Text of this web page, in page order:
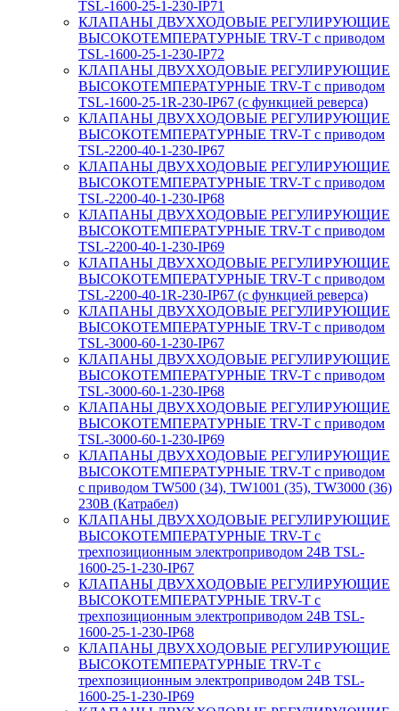
TSL-1600-25-1-230-IP71
КЛАПАНЫ ДВУХХОДОВЫЕ РЕГУЛИРУЮЩИЕ
ВЫСОКОТЕМПЕРАТУРНЫЕ TRV-T с приводом
TSL-1600-25-1-230-IP72
КЛАПАНЫ ДВУХХОДОВЫЕ РЕГУЛИРУЮЩИЕ
ВЫСОКОТЕМПЕРАТУРНЫЕ TRV-T с приводом
TSL-1600-25-1R-230-IP67 (с функцией реверса)
КЛАПАНЫ ДВУХХОДОВЫЕ РЕГУЛИРУЮЩИЕ
ВЫСОКОТЕМПЕРАТУРНЫЕ TRV-T с приводом
TSL-2200-40-1-230-IP67
КЛАПАНЫ ДВУХХОДОВЫЕ РЕГУЛИРУЮЩИЕ
ВЫСОКОТЕМПЕРАТУРНЫЕ TRV-T с приводом
TSL-2200-40-1-230-IP68
КЛАПАНЫ ДВУХХОДОВЫЕ РЕГУЛИРУЮЩИЕ
ВЫСОКОТЕМПЕРАТУРНЫЕ TRV-T с приводом
TSL-2200-40-1-230-IP69
КЛАПАНЫ ДВУХХОДОВЫЕ РЕГУЛИРУЮЩИЕ
ВЫСОКОТЕМПЕРАТУРНЫЕ TRV-T с приводом
TSL-2200-40-1R-230-IP67 (с функцией реверса)
КЛАПАНЫ ДВУХХОДОВЫЕ РЕГУЛИРУЮЩИЕ
ВЫСОКОТЕМПЕРАТУРНЫЕ TRV-T с приводом
TSL-3000-60-1-230-IP67
КЛАПАНЫ ДВУХХОДОВЫЕ РЕГУЛИРУЮЩИЕ
ВЫСОКОТЕМПЕРАТУРНЫЕ TRV-T с приводом
TSL-3000-60-1-230-IP68
КЛАПАНЫ ДВУХХОДОВЫЕ РЕГУЛИРУЮЩИЕ
ВЫСОКОТЕМПЕРАТУРНЫЕ TRV-T с приводом
TSL-3000-60-1-230-IP69
КЛАПАНЫ ДВУХХОДОВЫЕ РЕГУЛИРУЮЩИЕ
ВЫСОКОТЕМПЕРАТУРНЫЕ TRV-T с приводом
с приводом TW500 (34), TW1001 (35), TW3000 (36)
230В (Катрабел)
КЛАПАНЫ ДВУХХОДОВЫЕ РЕГУЛИРУЮЩИЕ
ВЫСОКОТЕМПЕРАТУРНЫЕ TRV-T с
трехпозиционным электроприводом 24В TSL-
1600-25-1-230-IP67
КЛАПАНЫ ДВУХХОДОВЫЕ РЕГУЛИРУЮЩИЕ
ВЫСОКОТЕМПЕРАТУРНЫЕ TRV-T с
трехпозиционным электроприводом 24В TSL-
1600-25-1-230-IP68
КЛАПАНЫ ДВУХХОДОВЫЕ РЕГУЛИРУЮЩИЕ
ВЫСОКОТЕМПЕРАТУРНЫЕ TRV-T с
трехпозиционным электроприводом 24В TSL-
1600-25-1-230-IP69